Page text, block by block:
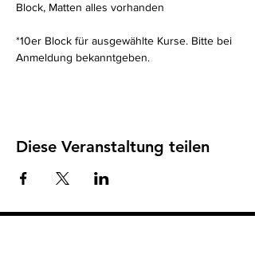
Block, Matten alles vorhanden
*10er Block für ausgewählte Kurse. Bitte bei
Anmeldung bekanntgeben.
Diese Veranstaltung teilen